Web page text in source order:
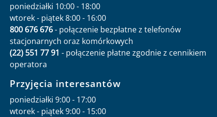
poniedziałki 10:00 - 18:00
wtorek - piątek 8:00 - 16:00
800 676 676- połączenie bezpłatne z telefonów
stacjonarnych oraz komórkowych
(22) 551 77 91 - połączenie płatne zgodnie z cennikiem
operatora
Przyjęcia interesantów
poniedziałki 9:00 - 17:00
wtorek - piątek 9:00 - 15:00